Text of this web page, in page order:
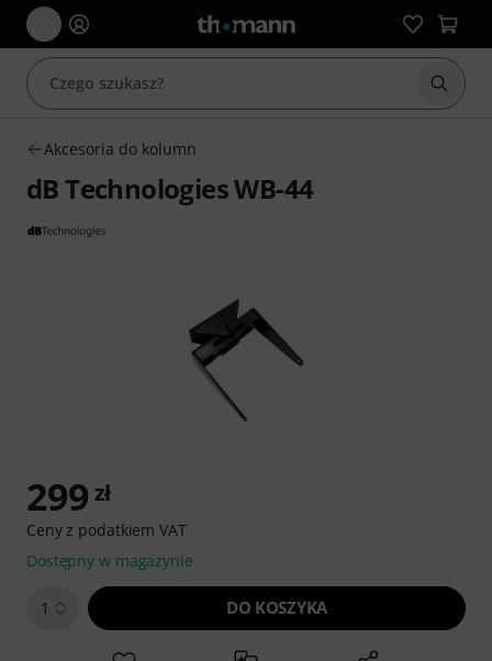
Akcesoria do kolumn
dB Technologies WB-44
299 zł
Ceny z podatkiem VAT
Dostępny w magazynie
1 DO KOSZYKA